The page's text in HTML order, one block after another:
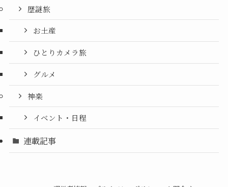
歴謎旅
お土産
ひとりカメラ旅
グルメ
神楽
イベント・日程
連載記事